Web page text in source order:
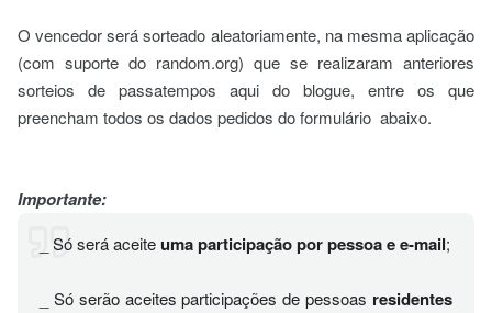
O vencedor será sorteado aleatoriamente, na mesma aplicação
(com suporte do random.org) que se realizaram anteriores
sorteios de passatempos aqui do blogue, entre os que
preencham todos os dados pedidos do formulário abaixo.
Importante:
_ Só será aceiteuma participação por pessoa e e-mail;
_ Só serão aceites participações de pessoas residentes